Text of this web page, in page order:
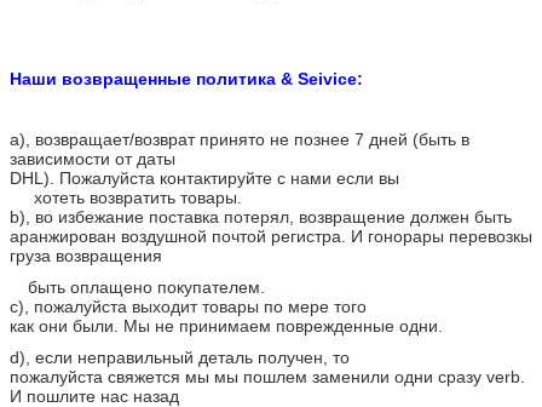
Наши возвращенные политика & Seivice:
a), возвращает/возврат принято не познее 7 дней (быть в
зависимости от даты
DHL). Пожалуйста контактируйте с нами если вы
хотеть возвратить товары.
b), во избежание поставка потерял, возвращение должен быть
аранжирован воздушной почтой регистра. И гонорары перевозкы
груза возвращения
быть оплащено покупателем.
c), пожалуйста выходит товары по мере того
как они были. Мы не принимаем поврежденные одни.
d), если неправильный деталь получен, то
пожалуйста свяжется мы мы пошлем заменили одни сразу verb.
И пошлите нас назад